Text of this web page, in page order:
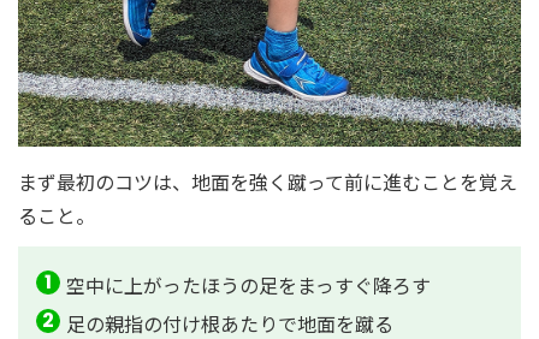
まず最初のコツは、地面を強く蹴って前に進むことを覚え
ること。
空中に上がったほうの足をまっすぐ降ろす
足の親指の付け根あたりで地面を蹴る